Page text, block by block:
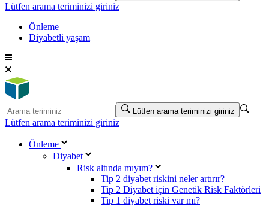
Lütfen arama teriminizi giriniz
Önleme
Diyabetli yaşam
Lütfen arama teriminizi giriniz
Lütfen arama teriminizi giriniz
Önleme
Diyabet
Risk altında mıyım?
Tip 2 diyabet riskini neler artırır?
Tip 2 Diyabet için Genetik Risk Faktörleri
Tip 1 diyabet riski var mı?